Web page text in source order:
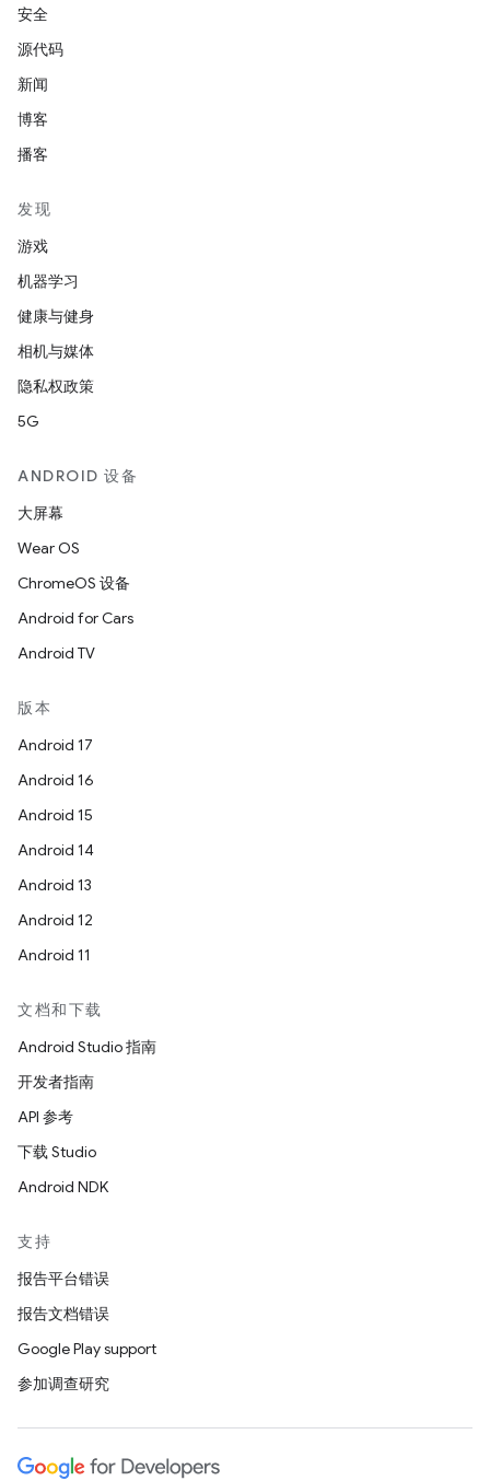
安全
源代码
新闻
博客
播客
发现
游戏
机器学习
健康与健身
相机与媒体
隐私权政策
5G
ANDROID 设备
大屏幕
Wear OS
ChromeOS 设备
Android for Cars
Android TV
版本
Android 17
Android 16
Android 15
Android 14
Android 13
Android 12
Android 11
文档和下载
Android Studio 指南
开发者指南
API 参考
下载 Studio
Android NDK
支持
报告平台错误
报告文档错误
Google Play support
参加调查研究